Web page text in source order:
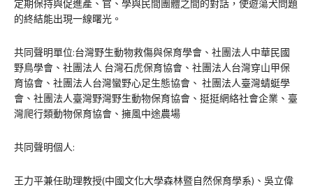
定期保持與促進產、官、學與民間團體之間的對話，使遊蕩犬問題
的終結能出現一線曙光。
共同聲明單位:台灣野生動物救傷與保育學會、社團法人中華民國
野鳥學會、社團法人 台灣石虎保育協會、社團法人台灣穿山甲保
育協會、社團法人台灣蠻野心足生態協會、 社團法人臺灣蜻蜓學
會、社團法人臺灣野灣野生動物保育協會、挺挺網絡社會企業、臺
灣爬行類動物保育協會、擁風中途農場
共同聲明個人:
王力平兼任助理教授(中國文化大學森林暨自然保育學系)、吳立偉